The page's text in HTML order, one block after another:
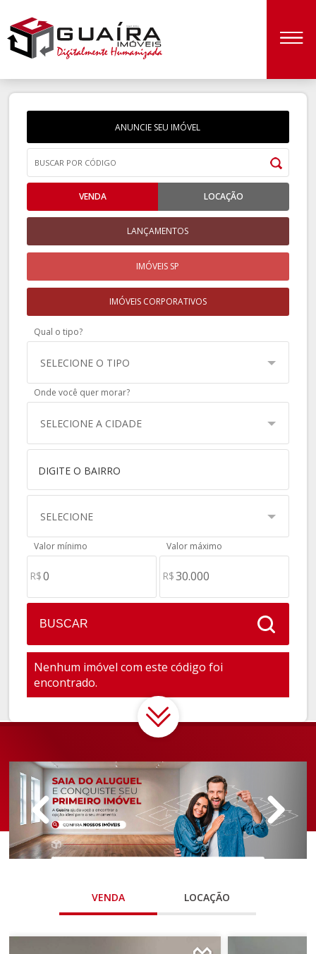
ANUNCIE SEU IMÓVEL
VENDA LOCAÇÃO
LANÇAMENTOS
IMÓVEIS SP
IMÓVEIS CORPORATIVOS
Qual o tipo?
SELECIONE O TIPO
Onde você quer morar?
SELECIONE A CIDADE
SELECIONE
Valor mínimo
R$
Valor máximo
R$
BUSCAR
Nenhum imóvel com este código foi
encontrado.
VENDA LOCAÇÃO